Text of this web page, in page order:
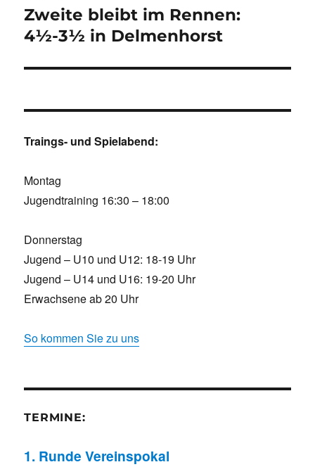
Nächster
Beitrag:
Zweite bleibt im Rennen:
4½-3½ in Delmenhorst
Traings- und Spielabend:
Montag
Jugendtraining 16:30 – 18:00
Donnerstag
Jugend – U10 und U12: 18-19 Uhr
Jugend – U14 und U16: 19-20 Uhr
Erwachsene ab 20 Uhr
So kommen Sie zu uns
TERMINE:
1. Runde Vereinspokal